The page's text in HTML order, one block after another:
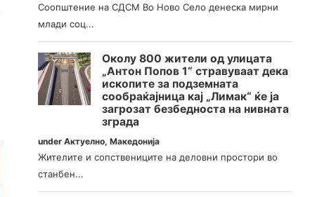
Соопштение на СДСМ Во Ново Село денеска мирни
млади соц...
Околу 800 жители од улицата
„Антон Попов 1“ стравуваат дека
ископите за подземната
сообраќајница кај „Лимак“ ќе ја
загрозат безбедноста на нивната
зграда
underАктуелно,Македонија
Жителите и сопствениците на деловни простори во
станбен...